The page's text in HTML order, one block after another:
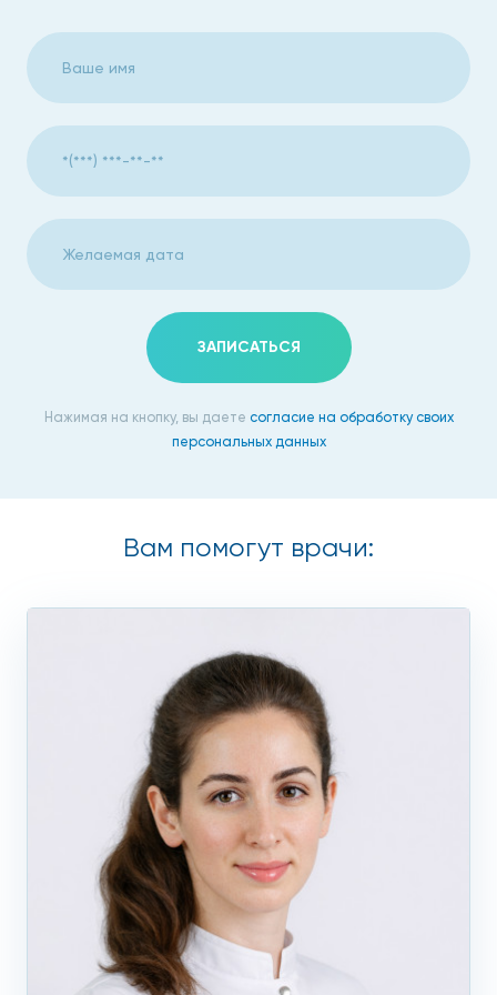
которых следует менять повязки, использовать
антисептики для обработки шва, затем применять
специальные мази для профилактики формирования
Способы удаления
В сети клиник «Столица» выполняется удаление атером
радиоволнами, лазером, хирургическим и
электрокоагуляционным методами. Пациента
предварительно консультирует врач-дерматолог,
делаются необходимые анализы. Процедуры проводятся
амбулаторно под местной анестезией, поэтому
соединительнотканная капсула вместе с содержимым
поэтому процедура практически безболезненна.
Кровеносные сосуды коагулируются для предотвращения
кровотечения, на месте удаленного жировика образуется
корочка. После заживления рубцов, шрамов не остается.
Хирургическое лечение
Методика подходит для удаления воспаленных,
нагноившихся, больших атером. Через надрез на коже
хирург вылущивает кисту вместе с капсулой, затем
накладывает швы, асептическую повязку. После
окончательного заживления формируется небольшой
тонкий рубец. Операция по удалению атеромы
ЗАПИСАТЬСЯ
Нажимая на кнопку, вы даете согласие на обработку своих
персональных данных
Вам помогут врачи: